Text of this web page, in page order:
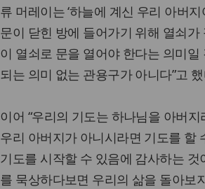
류 머레이는 ‘하늘에 계신 우리 아버
문이 닫힌 방에 들어가기 위해 열쇠
이 열쇠로 문을 열어야 한다는 의미일
되는 의미 없는 관용구가 아니다”고
이어 “우리의 기도는 하나님을 아버
우리 아버지가 아니시라면 기도를 할
기도를 시작할 수 있음에 감사하는 것
를 묵상하다보면 우리의 삶을 돌아보